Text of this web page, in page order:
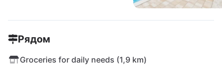
Рядом
Groceries for daily needs (1,9 km)